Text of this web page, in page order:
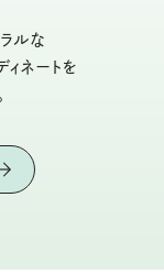
ルな
ィネートを